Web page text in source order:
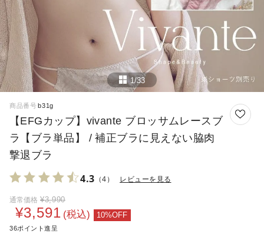
1/33
商品番号 b31g
【EFGカップ】vivante ブロッサムレースブ
ラ【ブラ単品】 / 補正ブラに見えない脇肉
撃退ブラ
4.3 （4） レビューを見る
通常価格 ¥3,990
¥3,591 税込
36